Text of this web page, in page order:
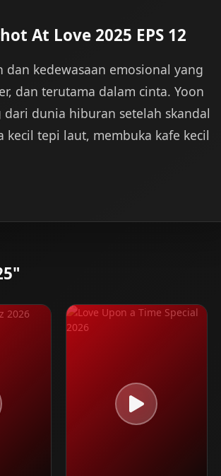
At Love 2025 EPS 12
kedewasaan emosional yang
dan terutama dalam cinta. Yoon
dunia hiburan setelah skandal
tepi laut, membuka kafe kecil